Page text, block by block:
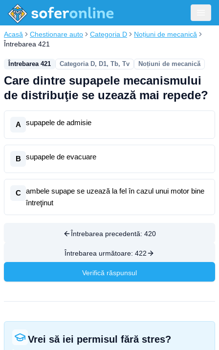
Acasă Chestionare auto Categoria D
Noțiuni de mecanică
Întrebarea 421
Întrebarea 421 Categoria D, D1, Tb, Tv Noțiuni de mecanică
Care dintre supapele mecanismului
de distribuţie se uzează mai repede?
A supapele de admisie
B supapele de evacuare
C
ambele supape se uzează la fel în cazul unui motor bine
întreţinut
Întrebarea precedentă: 420
Întrebarea următoare: 422
Verifică răspunsul
Vrei să iei permisul fără stres?